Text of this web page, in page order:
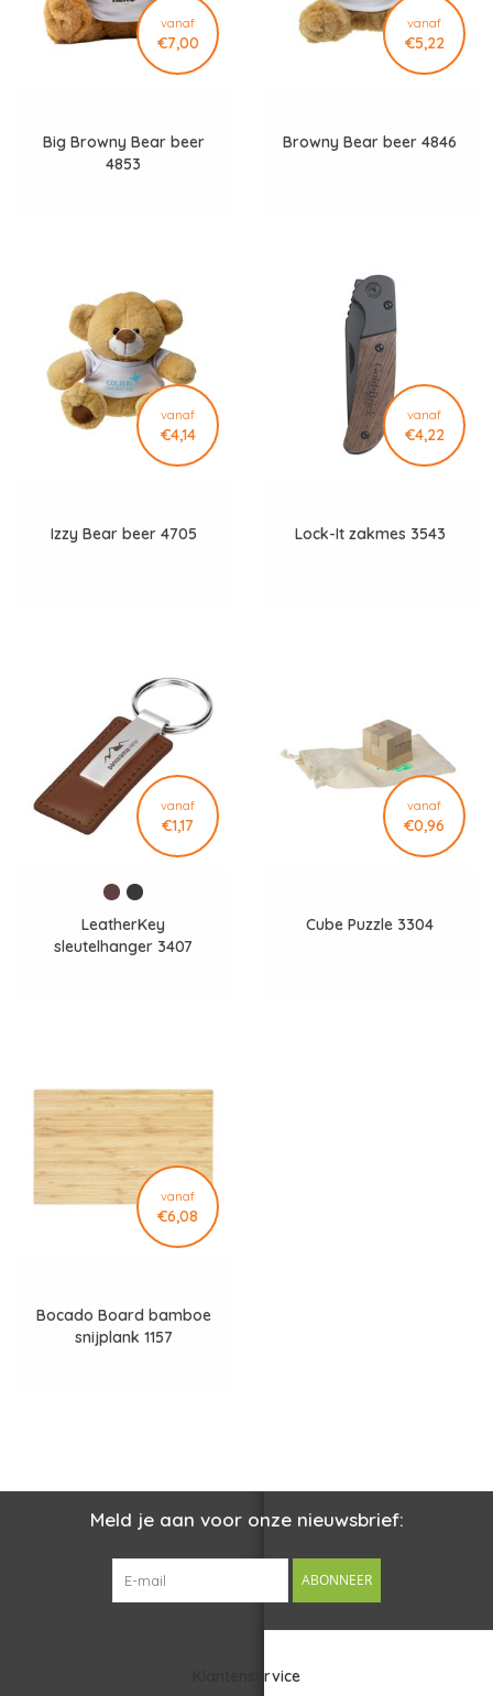
vanaf
€7,00
Big Browny Bear beer
4853
vanaf
€5,22
Browny Bear beer 4846
vanaf
€4,14
Izzy Bear beer 4705
vanaf
€4,22
Lock-It zakmes 3543
vanaf
€1,17
LeatherKey
sleutelhanger 3407
vanaf
€0,96
Cube Puzzle 3304
vanaf
€6,08
Bocado Board bamboe
snijplank 1157
Meld je aan voor onze nieuwsbrief:
ABONNEER
Klantenservice